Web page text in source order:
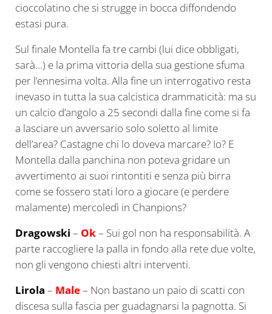
cioccolatino che si strugge in bocca diffondendo
estasi pura.
Sul finale Montella fa tre cambi (lui dice obbligati,
sarà…) e la prima vittoria della sua gestione sfuma
per l’ennesima volta. Alla fine un interrogativo resta
inevaso in tutta la sua calcistica drammaticità: ma su
un calcio d’angolo a 25 secondi dalla fine come si fa
a lasciare un avversario solo soletto al limite
dell’area? Castagne chi lo doveva marcare? Io? E
Montella dalla panchina non poteva gridare un
avvertimento ai suoi rintontiti e senza più birra
come se fossero stati loro a giocare (e perdere
malamente) mercoledì in Chanpions?
Dragowski – Ok– Sui gol non ha responsabilità. A
parte raccogliere la palla in fondo alla rete due volte,
non gli vengono chiesti altri interventi.
Lirola – Male– Non bastano un paio di scatti con
discesa sulla fascia per guadagnarsi la pagnotta. Si